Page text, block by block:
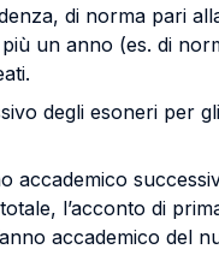
di norma pari
un anno (es. di
degli esoneri per
accademico
l’acconto di
accademico del